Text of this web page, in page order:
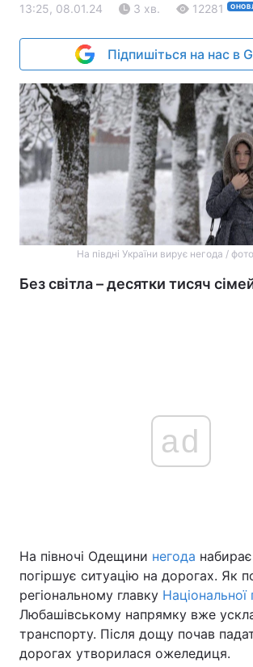
13:25, 08.01.24 3 хв. 12281
Підпишіться на нас в
На півдні України вирує негода /
Без світла – десятки тисяч
ad
На півночі Одещини негода набирає
погіршує ситуацію на дорогах. Як
регіональному главку Національної
Любашівському напрямку вже
транспорту. Після дощу почав
дорогах утворилася ожеледиця.